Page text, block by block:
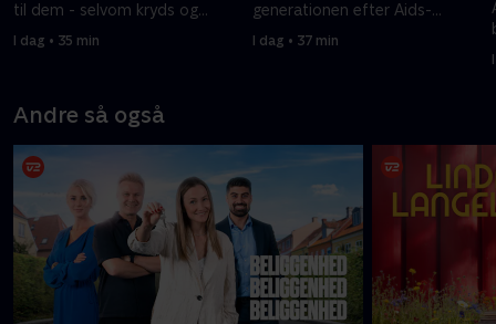
til dem - selvom kryds og
er det populært hos både unge
I dag • 35 min
generationen efter Aids-
flere gange rørt ham til tårer.
I dag • 37 min
Andre så også